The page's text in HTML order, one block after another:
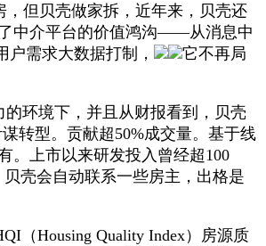
但贝壳做家拆，近年来，贝壳还
中介平台的价值鸿沟——从消息中
需求大数据打制，
它不再局
环境下，并且从财报看到，贝壳
转型。贡献超50%成交量。基于线
。上市以来研发投入曾经超100
壳会自动联系一些房主，出格是
（Housing Quality Index）房源质